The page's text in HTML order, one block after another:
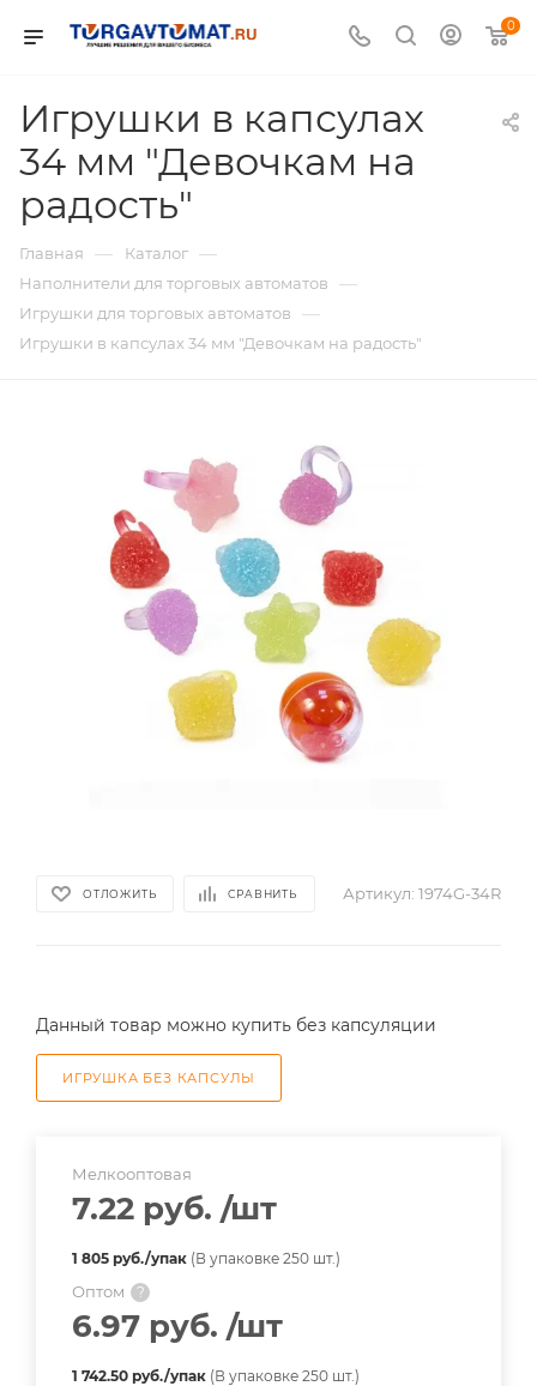
0
Игрушки в капсулах
34 мм "Девочкам на
радость"
Главная — Каталог —
Наполнители для торговых автоматов —
Игрушки для торговых автоматов —
Игрушки в капсулах 34 мм "Девочкам на радость"
ОТЛОЖИТЬ СРАВНИТЬ Артикул: 1974G-34R
Данный товар можно купить без капсуляции
ИГРУШКА БЕЗ КАПСУЛЫ
Мелкооптовая
7.22 руб. /шт
1 805 руб./упак (В упаковке 250 шт.)
Оптом ?
6.97 руб. /шт
1 742.50 руб./упак (В упаковке 250 шт.)